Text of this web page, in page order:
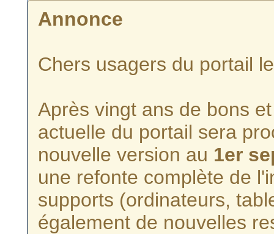
Annonce
Chers usagers du portail
Après vingt ans de bons
actuelle du portail sera
nouvelle version au 1er
une refonte complète de
supports (ordinateurs,
également de nouvelles